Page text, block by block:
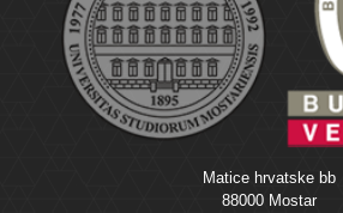
Matice hrvatske bb
88000 Mostar